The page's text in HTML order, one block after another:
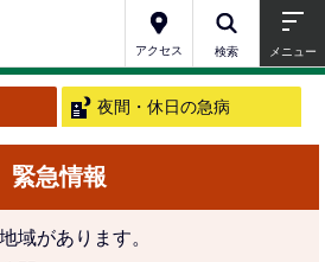
アクセス 検索 メニュー
夜間・休日の急病
緊急情報
域があります。